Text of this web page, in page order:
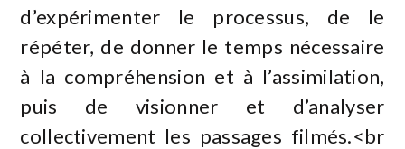
d’expérimenter le processus, de le
répéter, de donner le temps nécessaire
à la compréhension et à l’assimilation,
puis de visionner et d’analyser
collectivement les passages filmés.<br